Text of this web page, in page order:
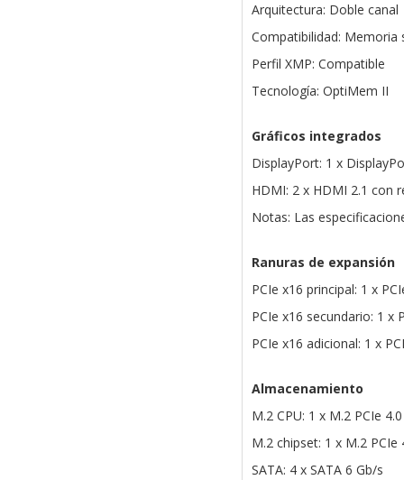
Arquitectura: Doble canal
Compatibilidad: Memoria
Perfil XMP: Compatible
Tecnología: OptiMem II
Gráficos integrados
DisplayPort: 1 x
HDMI: 2 x HDMI 2.1 con
Notas: Las
Ranuras de expansión
PCIe x16 principal: 1 x
PCIe x16 secundario: 1 x
PCIe x16 adicional: 1 x
Almacenamiento
M.2 CPU: 1 x M.2 PCIe
M.2 chipset: 1 x M.2
SATA: 4 x SATA 6 Gb/s